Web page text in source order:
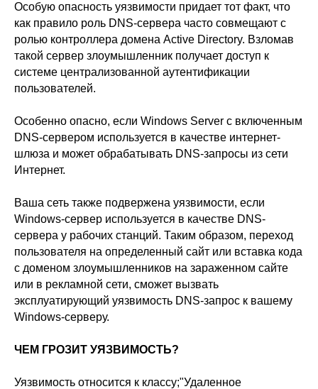
Особую опасность уязвимости придает тот факт, что
как правило роль DNS-сервера часто совмещают с
ролью контроллера домена Active Directory. Взломав
такой сервер злоумышленник получает доступ к
системе централизованной аутентификации
пользователей.
Особенно опасно, если Windows Server с включенным
DNS-сервером используется в качестве интернет-
шлюза и может обрабатывать DNS-запросы из сети
Интернет.
Ваша сеть также подвержена уязвимости, если
Windows-сервер используется в качестве DNS-
сервера у рабочих станций. Таким образом, переход
пользователя на определенный сайт или вставка кода
с доменом злоумышленников на зараженном сайте
или в рекламной сети, сможет вызвать
эксплуатирующий уязвимость DNS-запрос к вашему
Windows-серверу.
ЧЕМ ГРОЗИТ УЯЗВИМОСТЬ?
Уязвимость относится к классу;"Удаленное